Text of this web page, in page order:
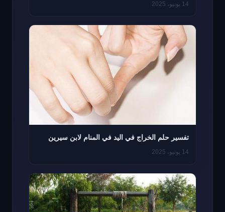
14 يونيو، 2025
تفسير حلم الخراج في اليد في المنام لابن سيرين
14 يونيو، 2025